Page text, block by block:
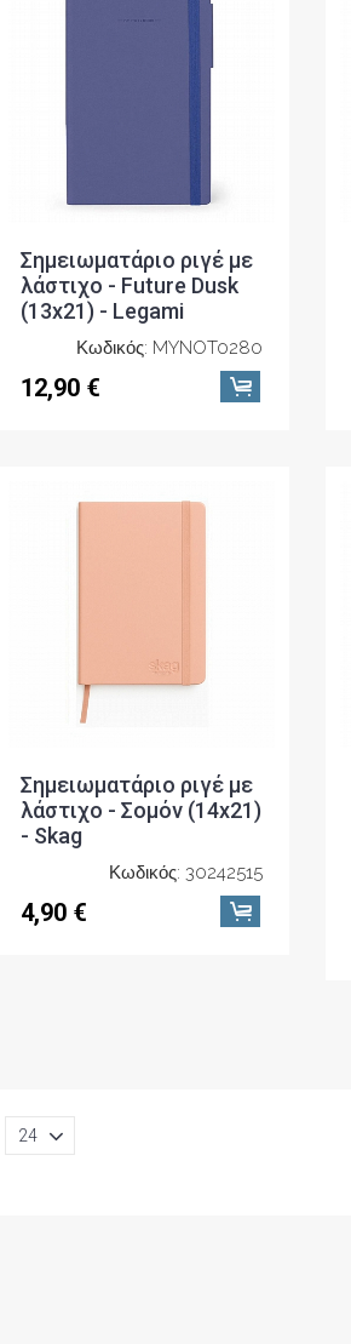
Σημειωματάριο ριγέ με
λάστιχο - Future Dusk
(13x21) - Legami
Κωδικός: MYNOT0280
12,90 €
Σημειωματάριο ριγέ με
λάστιχο - Σομόν (14x21)
- Skag
Κωδικός: 30242515
4,90 €